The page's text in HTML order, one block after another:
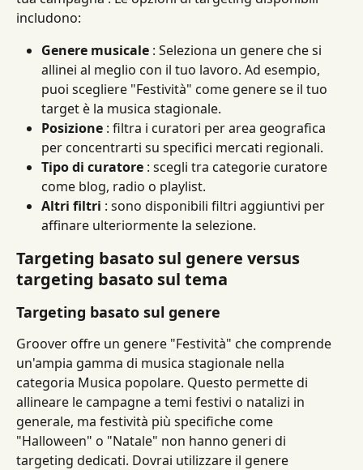
includono:
Genere musicale : Seleziona un genere che si
allinei al meglio con il tuo lavoro. Ad esempio,
puoi scegliere "Festività" come genere se il tuo
target è la musica stagionale.
Posizione : filtra i curatori per area geografica
per concentrarti su specifici mercati regionali.
Tipo di curatore : scegli tra categorie curatore
come blog, radio o playlist.
Altri filtri : sono disponibili filtri aggiuntivi per
affinare ulteriormente la selezione.
Targeting basato sul genere versus
targeting basato sul tema
Targeting basato sul genere
Groover offre un genere "Festività" che comprende
un'ampia gamma di musica stagionale nella
categoria Musica popolare. Questo permette di
allineare le campagne a temi festivi o natalizi in
generale, ma festività più specifiche come
"Halloween" o "Natale" non hanno generi di
targeting dedicati. Dovrai utilizzare il genere